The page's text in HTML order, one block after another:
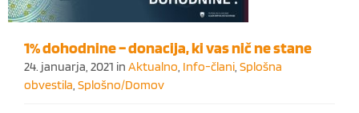
1% dohodnine – donacija, ki vas nič ne stane
24. januarja, 2021 in Aktualno, Info-člani, Splošna
obvestila, Splošno/Domov